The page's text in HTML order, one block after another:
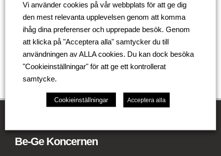
Tillbaka
Be-Ge Koncernen
Vi använder cookies på vår webbplats för att ge dig
den mest relevanta upplevelsen genom att komma
ihåg dina preferenser och upprepade besök. Genom
att klicka på "Acceptera alla" samtycker du till
användningen av ALLA cookies. Du kan dock besöka
"Cookieinställningar" för att ge ett kontrollerat
samtycke.
Cookieinställningar Acceptera alla